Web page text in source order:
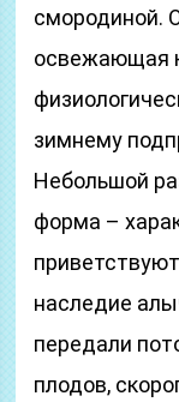
смородиной.
освежающая
зимнему
Небольшой
форма –
наследие
передали
плодов,